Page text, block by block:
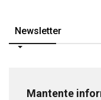
Newsletter
Mantente